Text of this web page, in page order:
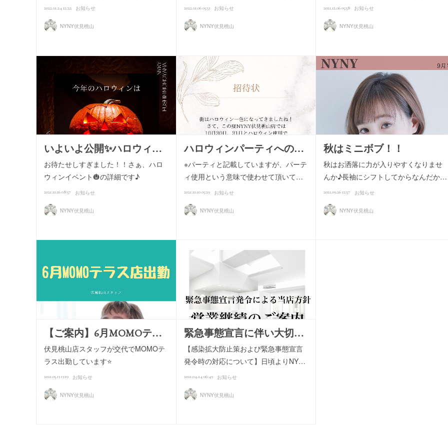
2022.01.24 12:22 お知らせ
NYNY伏見桃山
2022.01.06 05:53 お知らせ
NYNY伏見桃山
2021.12.06 05:58 お知らせ
NYNY伏見桃山
いよいよ公開✨ハロウィ…
お待たせしすぎました！！さぁ、ハロ
ウィンイベント🎃の詳細です♪
2021.10.16 08:57 お知らせ
NYNY伏見桃山
ハロウィンパーティへの…
※パーティと記載していますが、パーテ
ィ使用という意味で使わせて頂いて…
2021.10.10 05:29 お知らせ
NYNY伏見桃山
秋はミニボブ！！
秋はお洒落に力が入りやすくなりませ
んか♪長袖にシフトしてからなんだか…
2021.09.26 12:57 お知らせ
NYNY伏見桃山
【ご案内】6月MOMOテ…
伏見桃山店スタッフが交代でMOMOテ
ラス出勤しています⭐️
2021.05.13 13:19 お知らせ
NYNY伏見桃山
緊急事態宣言に伴い大切…
【感染拡大防止策および緊急事態宣言
発令時の対応について】日頃よりNY…
2021.04.24 06:49 お知らせ
NYNY伏見桃山